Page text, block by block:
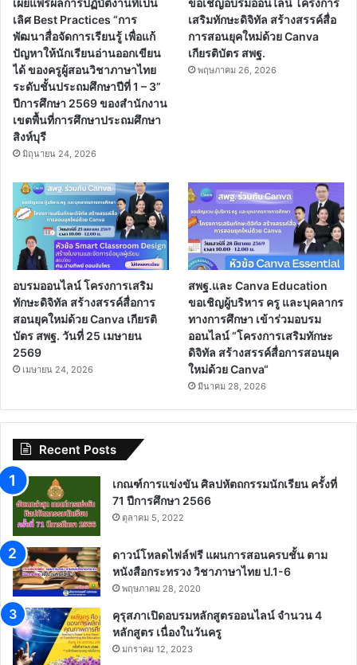
เผยแพร่ผลการปฏิบัติงานที่เป็น
เลิศ Best Practices “การ
พัฒนาสื่อจัดการเรียนรู้ เพื่อแก้
ปัญหาให้นักเรียนอ่านออกเขียน
ได้ ของครูผู้สอนวิชาภาษาไทย
ระดับชั้นประถมศึกษาปีที่ 1 – 3”
ปีการศึกษา 2569 ของสำนักงาน
เขตพื้นที่การศึกษาประถมศึกษา
สิงห์บุรี
มิถุนายน 24, 2026
ขอเชิญอบรมออนไลน์ โครงการ
เสริมทักษะดิจิทัล สร้างสรรค์สื่อ
การสอนยุคใหม่ด้วย Canva
เกียรติบัตร สพฐ.
พฤษภาคม 26, 2026
อบรมออนไลน์ โครงการเสริม
ทักษะดิจิทัล สร้างสรรค์สื่อการ
สอนยุคใหม่ด้วย Canva เกียรติ
บัตร สพฐ. วันที่ 25 เมษายน
2569
เมษายน 24, 2026
สพฐ.และ Canva Education
ขอเชิญผู้บริหาร ครู และบุคลากร
ทางการศึกษา เข้าร่วมอบรม
ออนไลน์ “โครงการเสริมทักษะ
ดิจิทัล สร้างสรรค์สื่อการสอนยุค
ใหม่ด้วย Canva“
มีนาคม 28, 2026
Recent Posts
เกณฑ์การแข่งขัน ศิลปหัตถกรรมนักเรียน ครั้งที่
71 ปีการศึกษา 2566
ตุลาคม 5, 2022
ดาวน์โหลดไฟล์ฟรี แผนการสอนครบชั้น ตาม
หนังสือกระทรวง วิชาภาษาไทย ป.1-6
พฤษภาคม 28, 2020
คุรุสภาเปิดอบรมหลักสูตรออนไลน์ จำนวน 4
หลักสูตร เนื่องในวันครู
มกราคม 12, 2023